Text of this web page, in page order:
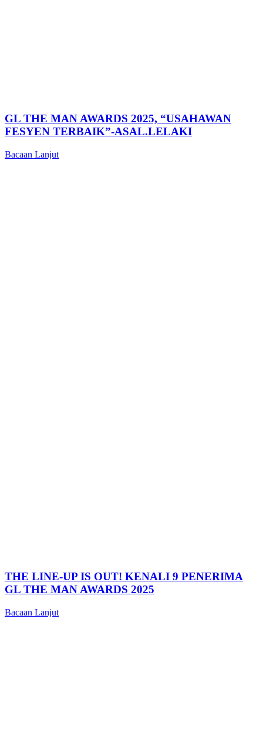
GL THE MAN AWARDS 2025, “USAHAWAN
FESYEN TERBAIK”-ASAL.LELAKI
Bacaan Lanjut
THE LINE-UP IS OUT! KENALI 9 PENERIMA
GL THE MAN AWARDS 2025
Bacaan Lanjut